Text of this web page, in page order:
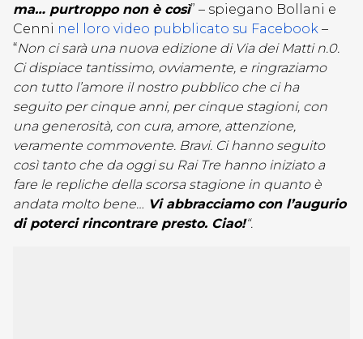
ma… purtroppo non è così” – spiegano Bollani e
Cenni nel loro video pubblicato su Facebook –
“Non ci sarà una nuova edizione di Via dei Matti n.0.
Ci dispiace tantissimo, ovviamente, e ringraziamo
con tutto l’amore il nostro pubblico che ci ha
seguito per cinque anni, per cinque stagioni, con
una generosità, con cura, amore, attenzione,
veramente commovente. Bravi. Ci hanno seguito
così tanto che da oggi su Rai Tre hanno iniziato a
fare le repliche della scorsa stagione in quanto è
andata molto bene… Vi abbracciamo con l’augurio
di poterci rincontrare presto. Ciao!“.